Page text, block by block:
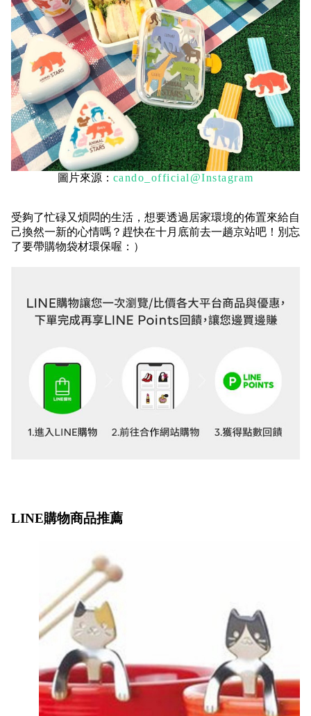
圖片來源： cando_official@Instagram
受夠了忙碌又煩悶的生活，想要透過居家環境的佈置來給自
己換然一新的心情嗎？趕快在十月底前去一趟京站吧！別忘
了要帶購物袋材環保喔：）
LINE購物商品推薦